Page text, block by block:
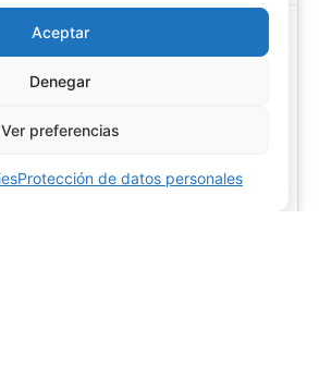
Aceptar
Denegar
Ver preferencias
Protección de datos personales
habilitar este contenido